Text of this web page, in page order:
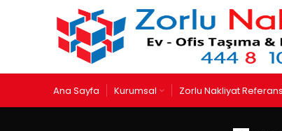
Ana Sayfa Kurumsal Zorlu Nakliyat